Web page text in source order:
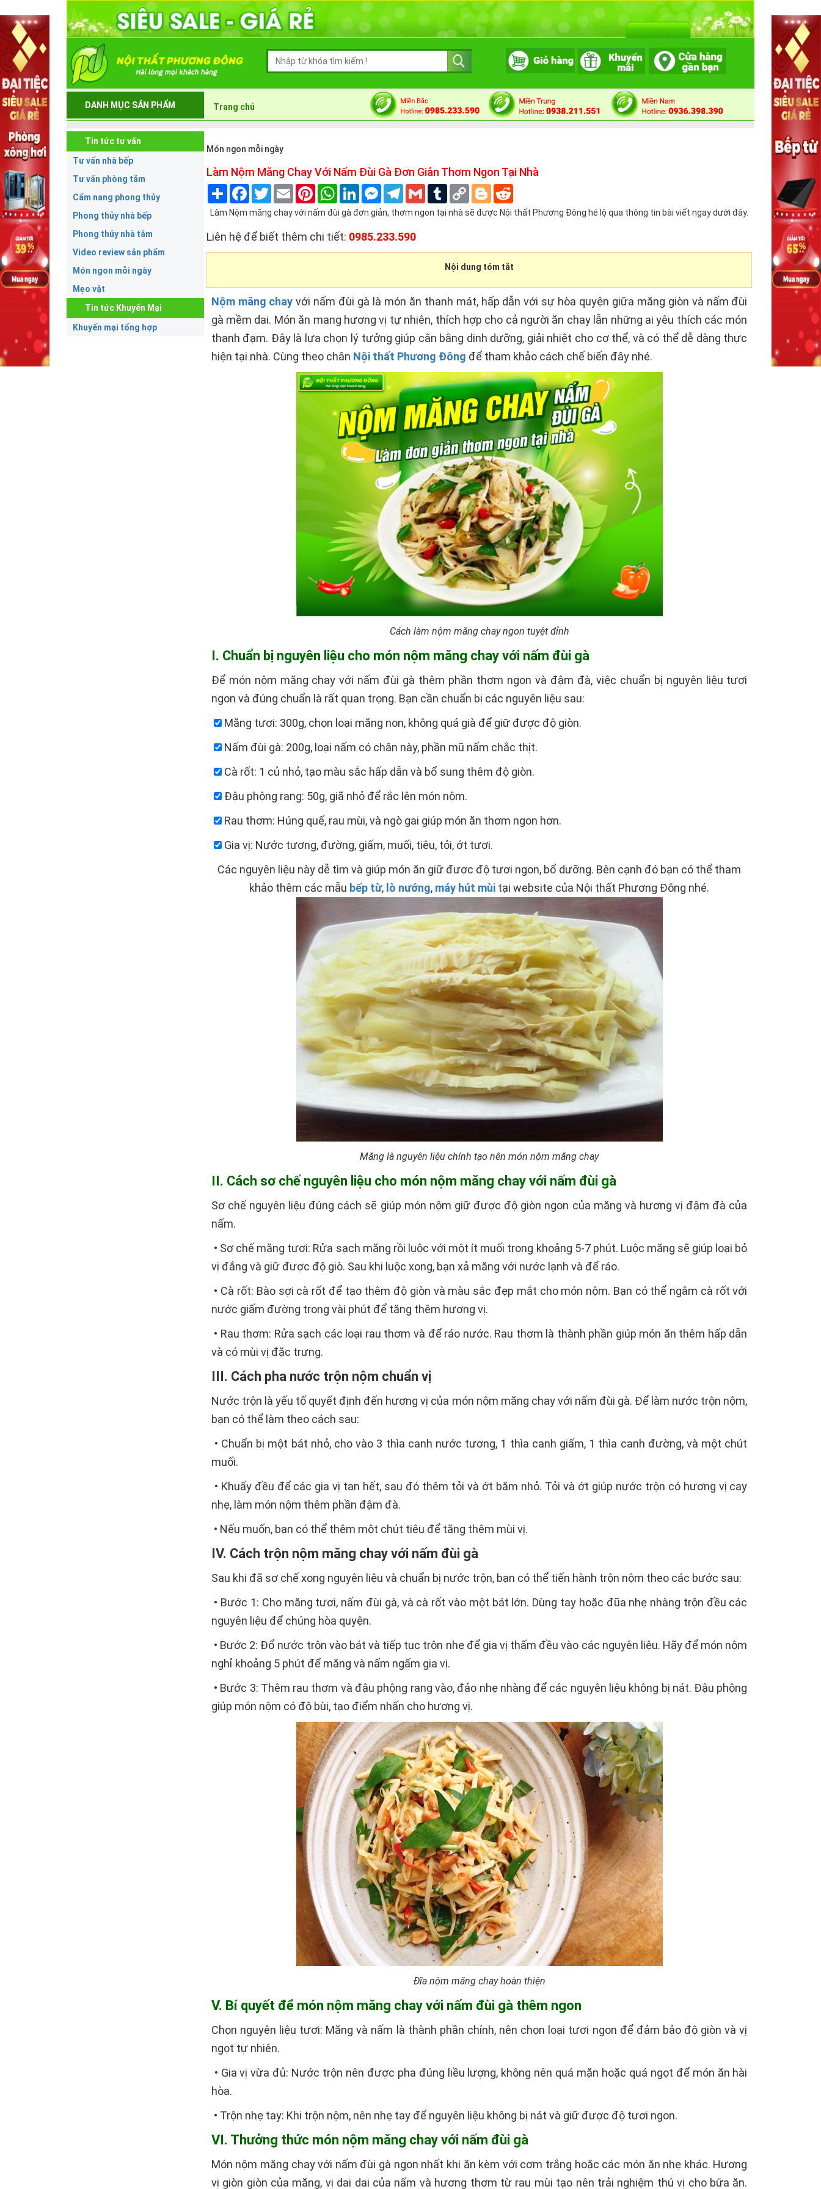
DANH MỤC SẢN PHẨM Trang chủ
Tin tức tư vấn
Tư vấn nhà bếp
Tư vấn phòng tắm
Cẩm nang phong thủy
Phong thủy nhà bếp
Phong thủy nhà tắm
Video review sản phẩm
Món ngon mỗi ngày
Mẹo vặt
Tin tức Khuyến Mại
Khuyến mại tổng hợp
Món ngon mỗi ngày
Làm Nộm Măng Chay Với Nấm Đùi Gà Đơn Giản Thơm Ngon Tại Nhà
Share FacebookTwitterEmail PinterestWhatsAppLinkedInMessengerTelegram
Gmail TumblrCopy
Link
Blogger
Làm Nộm măng chay với nấm đùi gà đơn giản, thơm ngon tại nhà sẽ được Nội thất Phương Đông hé lộ qua thông tin bài viết ngay dưới đây.
Liên hệ để biết thêm chi tiết: 0985.233.590
Nội dung tóm tắt
Nộm măng chayvới nấm đùi gà là món ăn thanh mát, hấp dẫn với sự hòa quyện giữa măng giòn và nấm đùi
gà mềm dai. Món ăn mang hương vị tự nhiên, thích hợp cho cả người ăn chay lẫn những ai yêu thích các món
thanh đạm. Đây là lựa chọn lý tưởng giúp cân bằng dinh dưỡng, giải nhiệt cho cơ thể, và có thể dễ dàng thực
hiện tại nhà. Cùng theo chân Nội thất Phương Đông để tham khảo cách chế biến đây nhé.
Cách làm nộm măng chay ngon tuyệt đỉnh
I. Chuẩn bị nguyên liệu cho món nộm măng chay với nấm đùi gà
Để món nộm măng chay với nấm đùi gà thêm phần thơm ngon và đậm đà, việc chuẩn bị nguyên liệu tươi
ngon và đúng chuẩn là rất quan trọng. Bạn cần chuẩn bị các nguyên liệu sau:
Măng tươi: 300g, chọn loại măng non, không quá già để giữ được độ giòn.
Nấm đùi gà: 200g, loại nấm có chân này, phần mũ nấm chắc thịt.
Cà rốt: 1 củ nhỏ, tạo màu sắc hấp dẫn và bổ sung thêm độ giòn.
​​​​​​​ Đậu phộng rang: 50g, giã nhỏ để rắc lên món nộm.
​​​​​​​ Rau thơm: Húng quế, rau mùi, và ngò gai giúp món ăn thơm ngon hơn.
​​​​​​​ Gia vị: Nước tương, đường, giấm, muối, tiêu, tỏi, ớt tươi.
Các nguyên liệu này dễ tìm và giúp món ăn giữ được độ tươi ngon, bổ dưỡng. Bên cạnh đó bạn có thể tham
khảo thêm các mẫu bếp từ, lò nướng, máy hút mùi tại website của Nội thất Phương Đông nhé.
Măng là nguyên liệu chính tạo nên món nộm măng chay
II. Cách sơ chế nguyên liệu cho món nộm măng chay với nấm đùi gà
Sơ chế nguyên liệu đúng cách sẽ giúp món nộm giữ được độ giòn ngon của măng và hương vị đậm đà của
nấm.
• Sơ chế măng tươi: Rửa sạch măng rồi luộc với một ít muối trong khoảng 5-7 phút. Luộc măng sẽ giúp loại bỏ
vị đắng và giữ được độ giò. Sau khi luộc xong, bạn xả măng với nước lạnh và để ráo.
• Cà rốt: Bào sợi cà rốt để tạo thêm độ giòn và màu sắc đẹp mắt cho món nộm. Bạn có thể ngâm cà rốt với
nước giấm đường trong vài phút để tăng thêm hương vị.
• Rau thơm: Rửa sạch các loại rau thơm và để ráo nước. Rau thơm là thành phần giúp món ăn thêm hấp dẫn
và có mùi vị đặc trưng.
III. Cách pha nước trộn nộm chuẩn vị
Nước trộn là yếu tố quyết định đến hương vị của món nộm măng chay với nấm đùi gà. Để làm nước trộn nộm,
bạn có thể làm theo cách sau:
• Chuẩn bị một bát nhỏ, cho vào 3 thìa canh nước tương, 1 thìa canh giấm, 1 thìa canh đường, và một chút
muối.
• Khuấy đều để các gia vị tan hết, sau đó thêm tỏi và ớt băm nhỏ. Tỏi và ớt giúp nước trộn có hương vị cay
nhẹ, làm món nộm thêm phần đậm đà.
• Nếu muốn, bạn có thể thêm một chút tiêu để tăng thêm mùi vị.
IV. Cách trộn nộm măng chay với nấm đùi gà
Sau khi đã sơ chế xong nguyên liệu và chuẩn bị nước trộn, bạn có thể tiến hành trộn nộm theo các bước sau:
• Bước 1: Cho măng tươi, nấm đùi gà, và cà rốt vào một bát lớn. Dùng tay hoặc đũa nhẹ nhàng trộn đều các
nguyên liệu để chúng hòa quyện.
• Bước 2: Đổ nước trộn vào bát và tiếp tục trộn nhẹ để gia vị thấm đều vào các nguyên liệu. Hãy để món nộm
nghỉ khoảng 5 phút để măng và nấm ngấm gia vị.
• Bước 3: Thêm rau thơm và đậu phộng rang vào, đảo nhẹ nhàng để các nguyên liệu không bị nát. Đậu phộng
giúp món nộm có độ bùi, tạo điểm nhấn cho hương vị.
Đĩa nộm măng chay hoàn thiện
V. Bí quyết để món nộm măng chay với nấm đùi gà thêm ngon
Chọn nguyên liệu tươi: Măng và nấm là thành phần chính, nên chọn loại tươi ngon để đảm bảo độ giòn và vị
ngọt tự nhiên.
• Gia vị vừa đủ: Nước trộn nên được pha đúng liều lượng, không nên quá mặn hoặc quá ngọt để món ăn hài
hòa.
• Trộn nhẹ tay: Khi trộn nộm, nên nhẹ tay để nguyên liệu không bị nát và giữ được độ tươi ngon.
VI. Thưởng thức món nộm măng chay với nấm đùi gà
Món nộm măng chay với nấm đùi gà ngon nhất khi ăn kèm với cơm trắng hoặc các món ăn nhẹ khác. Hương
vị giòn giòn của măng, vị dai dai của nấm và hương thơm từ rau mùi tạo nên trải nghiệm thú vị cho bữa ăn.